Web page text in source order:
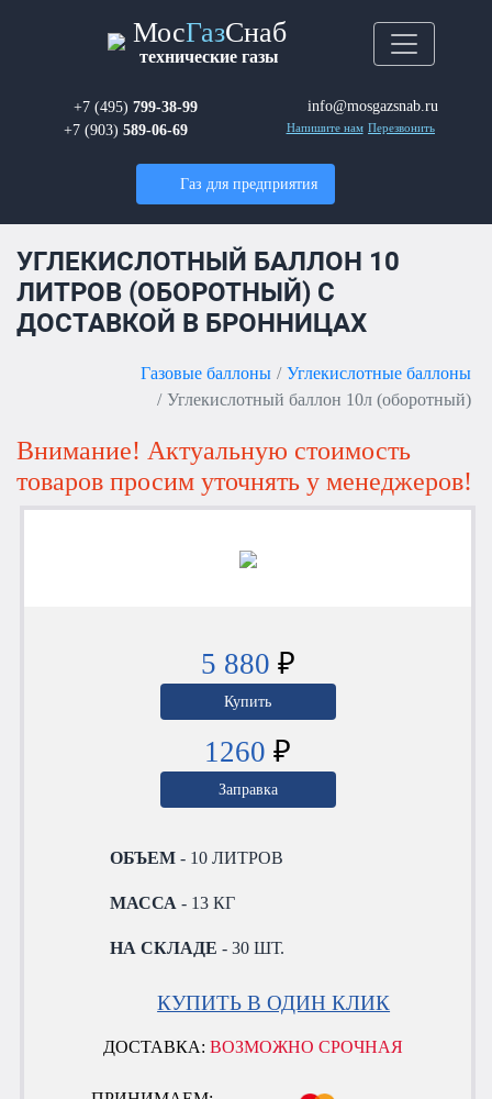
МосГазСнаб
технические газы
+7 (495) 799-38-99
+7 (903) 589-06-69
info@mosgazsnab.ru
Напишите нам Перезвонить
Газ для предприятия
УГЛЕКИСЛОТНЫЙ БАЛЛОН 10
ЛИТРОВ (ОБОРОТНЫЙ) С
ДОСТАВКОЙ В БРОННИЦАХ
Газовые баллоны
Углекислотные баллоны
Углекислотный баллон 10л (оборотный)
Внимание! Актуальную стоимость
товаров просим уточнять у менеджеров!
5 880 ₽
Купить
1260 ₽
Заправка
ОБЪЕМ - 10 ЛИТРОВ
МАССА - 13 КГ
НА СКЛАДЕ - 30 ШТ.
КУПИТЬ В ОДИН КЛИК
ДОСТАВКА:ВОЗМОЖНО СРОЧНАЯ